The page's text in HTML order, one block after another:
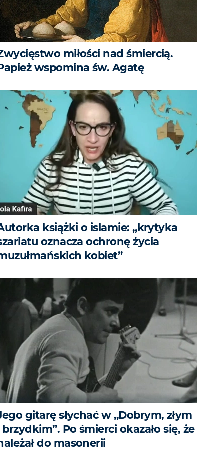
miłości nad śmiercią.
wspomina św. Agatę
książki o islamie: „krytyka
oznacza ochronę życia
kobiet”
gitarę słychać w „Dobrym, złym
brzydkim”. Po śmierci okazało się, że
do masonerii